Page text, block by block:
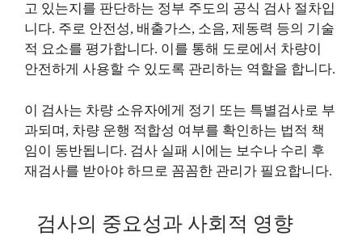
고 있는지를 판단하는 정부 주도의 공식 검사 절차입
니다. 주로 안전성, 배출가스, 소음, 제동력 등의 기술
적 요소를 평가합니다. 이를 통해 도로에서 차량이
안전하게 사용할 수 있도록 관리하는 역할을 합니다.
이 검사는 차량 소유자에게 정기 또는 특별검사로 부
과되며, 차량 운행 적합성 여부를 확인하는 법적 책
임이 동반됩니다. 검사 실패 시에는 보수나 수리 후
재검사를 받아야 하므로 꼼꼼한 관리가 필요합니다.
검사의 중요성과 사회적 영향